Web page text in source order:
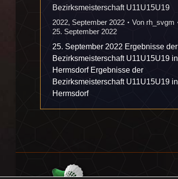
Bezirksmeisterschaft U11U15U19
2022, September 2022 Von rh_svgm
25. September 2022
25. September 2022 Ergebnisse der
Bezirksmeisterschaft U11U15U19 in
Hermsdorf Ergebnisse der
Bezirksmeisterschaft U11U15U19 in
Hermsdorf